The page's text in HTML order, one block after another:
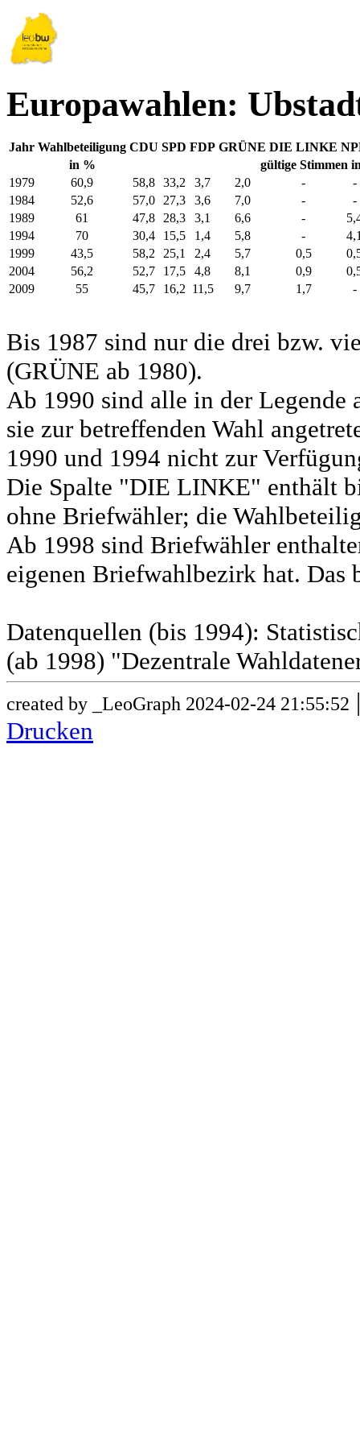
Europawahlen:
Jahr Wahlbeteiligung CDU SPD FDP GRÜNE DIE LINKE
in %
gültige Stimmen
1979
60,9 58,8 33,2 3,7 2,0 -
-
1984
52,6 57,0 27,3 3,6 7,0 -
-
1989
61 47,8 28,3 3,1 6,6 -
1994
70 30,4 15,5 1,4 5,8 -
1999
43,5 58,2 25,1 2,4 5,7 0,5
2004
56,2 52,7 17,5 4,8 8,1 0,9
2009
55 45,7 16,2 11,5 9,7 1,7 -
Bis 1987 sind nur die drei bzw.
(GRÜNE ab 1980).
Ab 1990 sind alle in der Legende
sie zur betreffenden Wahl
1990 und 1994 nicht zur
Die Spalte "DIE LINKE" enthält
ohne Briefwähler; die
Ab 1998 sind Briefwähler
eigenen Briefwahlbezirk hat.
Datenquellen (bis 1994):
(ab 1998) "Dezentrale
created by _LeoGraph 2024-02-24 21:55:52
Drucken